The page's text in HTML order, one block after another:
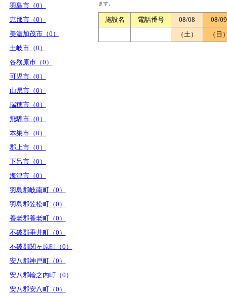
羽島市（0）
恵那市（0）
美濃加茂市（0）
土岐市（0）
各務原市（0）
可児市（0）
山県市（0）
瑞穂市（0）
飛騨市（0）
本巣市（0）
郡上市（0）
下呂市（0）
海津市（0）
羽島郡岐南町（0）
羽島郡笠松町（0）
養老郡養老町（0）
不破郡垂井町（0）
不破郡関ヶ原町（0）
安八郡神戸町（0）
安八郡輪之内町（0）
安八郡安八町（0）
ます。
施設名 電話番号 08/08
08/09
（土）
（日